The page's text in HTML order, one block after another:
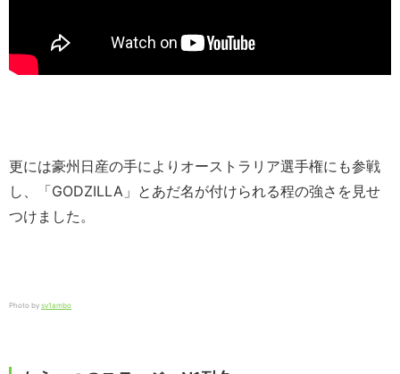
更には豪州日産の手によりオーストラリア選手権にも参戦
し、「GODZILLA」とあだ名が付けられる程の強さを見せ
つけました。
Photo by sv1ambo